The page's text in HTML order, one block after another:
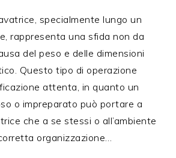
specialmente lungo un
rappresenta una sfida non da
del peso e delle dimensioni
Questo tipo di operazione
attenta, in quanto un
o impreparato può portare a
che a se stessi o all’ambiente
organizzazione…